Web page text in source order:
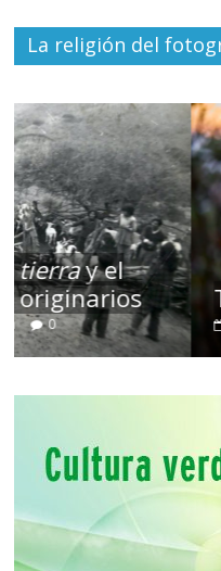
La religión del
Terror
14 marzo, 2026 Julio